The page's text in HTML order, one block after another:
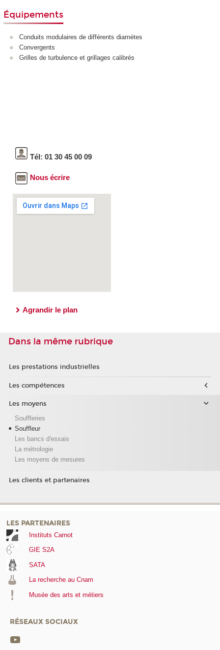
Équipements
Conduits modulaires de différents diamètes
Convergents
Grilles de turbulence et grillages calibrés
Tél: 01 30 45 00 09
Nous écrire
Agrandir le plan
Dans la même rubrique
Les prestations industrielles
Les compétences
Les moyens
Souffleries
Souffleur
Les bancs d'essais
La métrologie
Les moyens de mesures
Les clients et partenaires
LES PARTENAIRES
Instituts Carnot
GIE S2A
SATA
La recherche au Cnam
Musée des arts et métiers
RÉSEAUX SOCIAUX